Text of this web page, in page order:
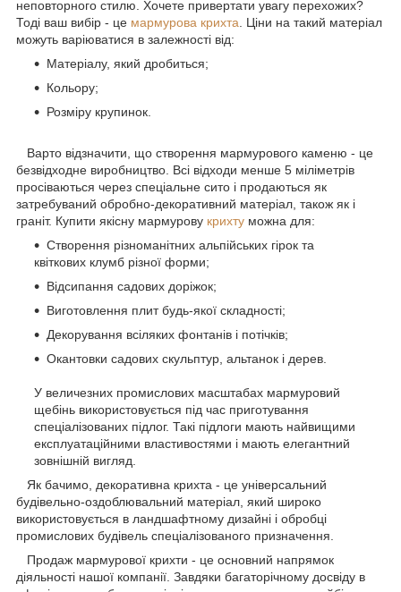
неповторного стилю. Хочете привертати увагу перехожих?
Тоді ваш вибір - це мармурова крихта . Ціни на такий матеріал
можуть варіюватися в залежності від:
Матеріалу, який дробиться;
Кольору;
Розміру крупинок.
Варто відзначити, що створення мармурового каменю - це
безвідходне виробництво. Всі відходи менше 5 міліметрів
просіваються через спеціальне сито і продаються як
затребуваний обробно-декоративний матеріал, також як і
граніт. Купити якісну мармурову крихту можна для:
Створення різноманітних альпійських гірок та
квіткових клумб різної форми;
Відсипання садових доріжок;
Виготовлення плит будь-якої складності;
Декорування всіляких фонтанів і потічків;
Окантовки садових скульптур, альтанок і дерев.
У величезних промислових масштабах мармуровий
щебінь використовується під час приготування
спеціалізованих підлог. Такі підлоги мають найвищими
експлуатаційними властивостями і мають елегантний
зовнішній вигляд.
Як бачимо, декоративна крихта - це універсальний
будівельно-оздоблювальний матеріал, який широко
використовується в ландшафтному дизайні і обробці
промислових будівель спеціалізованого призначення.
Продаж мармурової крихти - це основний напрямок
діяльності нашої компанії. Завдяки багаторічному досвіду в